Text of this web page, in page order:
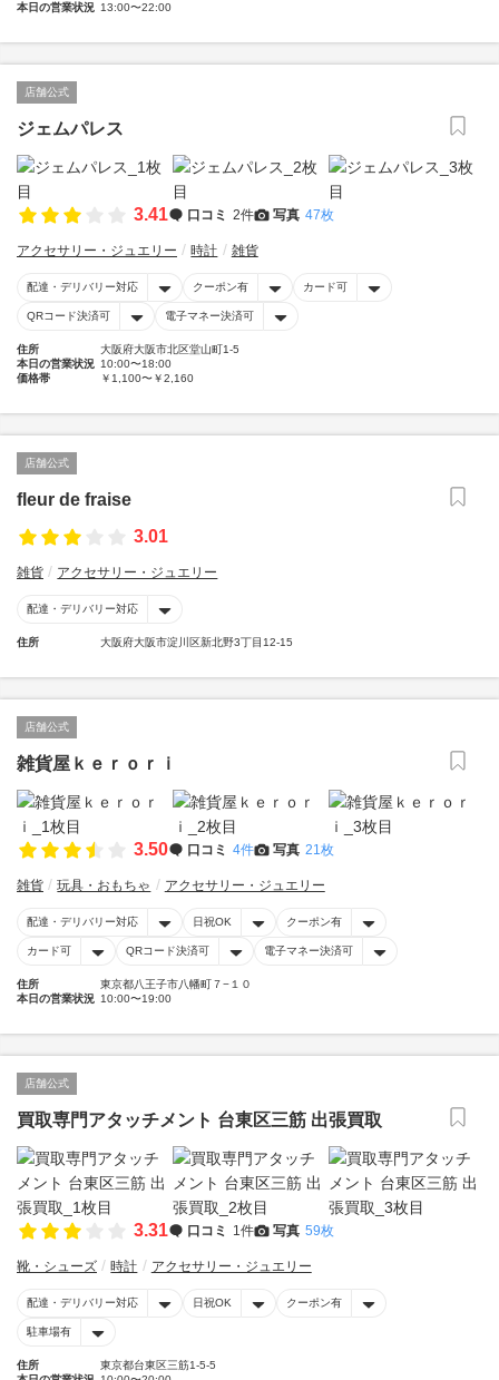
本日の営業状況 13:00〜22:00
店舗公式
ジェムパレス
3.41 口コミ 2件 写真 47枚
アクセサリー・ジュエリー 時計 雑貨
配達・デリバリー対応 クーポン有 カード可
QRコード決済可 電子マネー決済可
住所
大阪府大阪市北区堂山町1-5
本日の営業状況 10:00〜18:00
価格帯
￥1,100〜￥2,160
店舗公式
fleur de fraise
3.01
雑貨 アクセサリー・ジュエリー
配達・デリバリー対応
住所 大阪府大阪市淀川区新北野3丁目12-15
店舗公式
雑貨屋ｋｅｒｏｒｉ
3.50 口コミ 4件 写真 21枚
雑貨 玩具・おもちゃ アクセサリー・ジュエリー
配達・デリバリー対応 日祝OK クーポン有
カード可 QRコード決済可 電子マネー決済可
住所
東京都八王子市八幡町７−１０
本日の営業状況 10:00〜19:00
店舗公式
買取専門アタッチメント 台東区三筋 出張買取
3.31 口コミ 1件 写真 59枚
靴・シューズ 時計 アクセサリー・ジュエリー
配達・デリバリー対応 日祝OK クーポン有
駐車場有
住所
東京都台東区三筋1-5-5